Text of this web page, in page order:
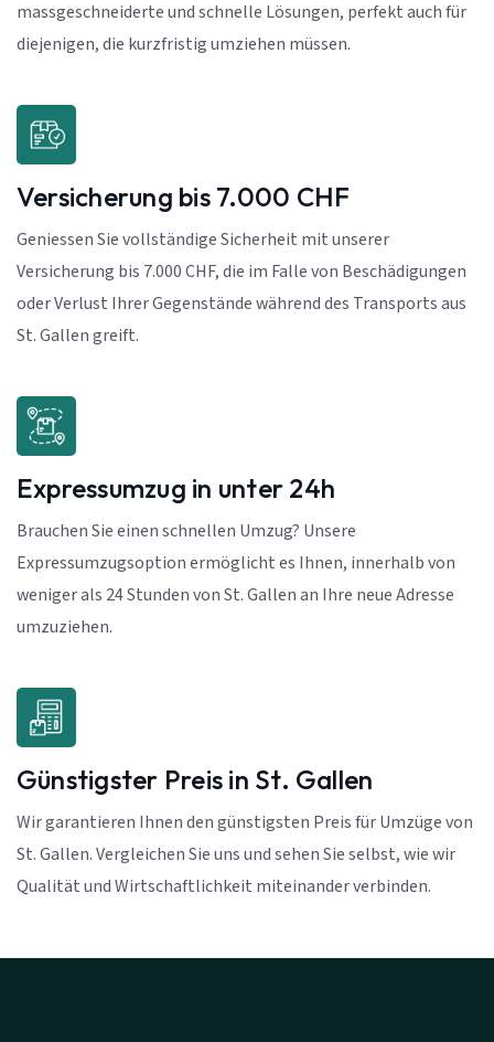
massgeschneiderte und schnelle Lösungen, perfekt auch für
diejenigen, die kurzfristig umziehen müssen.
Versicherung bis 7.000 CHF
Geniessen Sie vollständige Sicherheit mit unserer
Versicherung bis 7.000 CHF, die im Falle von Beschädigungen
oder Verlust Ihrer Gegenstände während des Transports aus
St. Gallen greift.
Expressumzug in unter 24h
Brauchen Sie einen schnellen Umzug? Unsere
Expressumzugsoption ermöglicht es Ihnen, innerhalb von
weniger als 24 Stunden von St. Gallen an Ihre neue Adresse
umzuziehen.
Günstigster Preis in St. Gallen
Wir garantieren Ihnen den günstigsten Preis für Umzüge von
St. Gallen. Vergleichen Sie uns und sehen Sie selbst, wie wir
Qualität und Wirtschaftlichkeit miteinander verbinden.